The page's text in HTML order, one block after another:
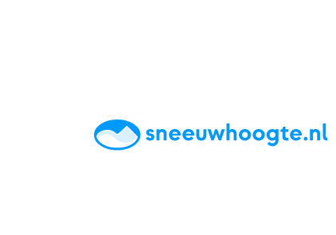
AccommodatiesTipsReviewsLive updatesApp